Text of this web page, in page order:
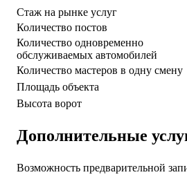
Стаж на рынке услуг
Количество постов
Количество одновременно
обслуживаемых автомобилей
Количество мастеров в одну смену
Площадь объекта
Высота ворот
Дополнительные
Возможность предварительной